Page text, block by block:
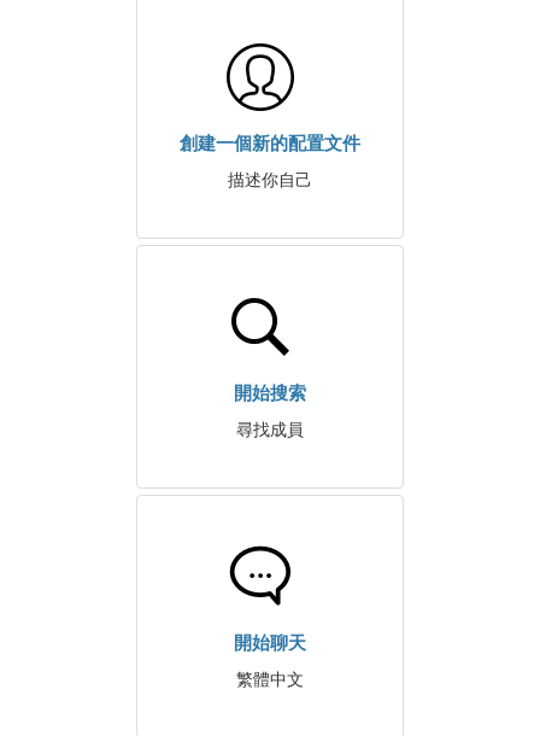
創建一個新的配置文件
描述你自己
開始搜索
尋找成員
開始聊天
繁體中文